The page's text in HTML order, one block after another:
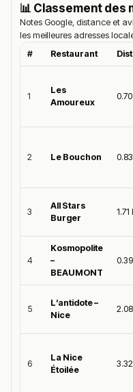
📊 Classement des
Notes Google, distance et
les meilleures adresses
# Restaurant
1
Les
Amoureux
2 Le Bouchon
3
All Stars
Burger
1.71
4
Kosmopolite
–
BEAUMONT
5
L’antidote –
Nice
6
La Nice
Étoilée